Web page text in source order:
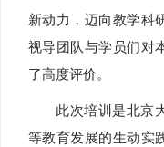
新动力，迈向教学科
视导团队与学员们对
了高度评价。
此次培训是北京
等教育发展的生动实